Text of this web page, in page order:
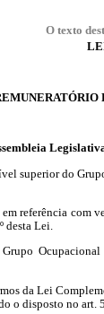
O texto
Legislativa
superior do
referência
desta Lei.
da Lei
o disposto no art.